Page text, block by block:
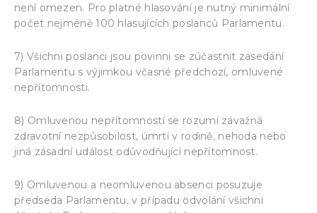
není omezen. Pro platné hlasování je nutný minimální
počet nejméně 100 hlasujících poslanců Parlamentu.
7) Všichni poslanci jsou povinni se zúčastnit zasedání
Parlamentu s výjimkou včasné předchozí, omluvené
nepřítomnosti.
8) Omluvenou nepřítomností se rozumí závažná
zdravotní nezpůsobilost, úmrtí v rodině, nehoda nebo
jiná zásadní událost odůvodňující nepřítomnost.
9) Omluvenou a neomluvenou absenci posuzuje
předseda Parlamentu, v případu odvolání všichni